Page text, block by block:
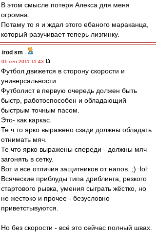
В этом смысле потеря Алекса для меня
огромна.
Потаму то я и ждал этого ебаного мараканца,
который разучивает теперь лизгинку.
irod sm -
01 сен 2011 11:43
Футбол движется в сторону скорости и
универсальности.
Футболист в первую очередь должен быть
быстр, работоспособен и обладающий
быстрым точным пасом.
Это- как каркас.
Те ч то ярко выражено сзади должны обладать
отнимать мяч.
Те что ярко выражены спереди - должны мяч
загонять в сетку.
Вот и все отличия защитников от напов. ;) :lol:
Всяческие приблуды типа дриблинга, резкого
стартового рывка, умения сыграть жёстко, но
не жестоко и прочее - безусловно
приветстывуются.
Но без скорости - всё это сейчас полный швах.